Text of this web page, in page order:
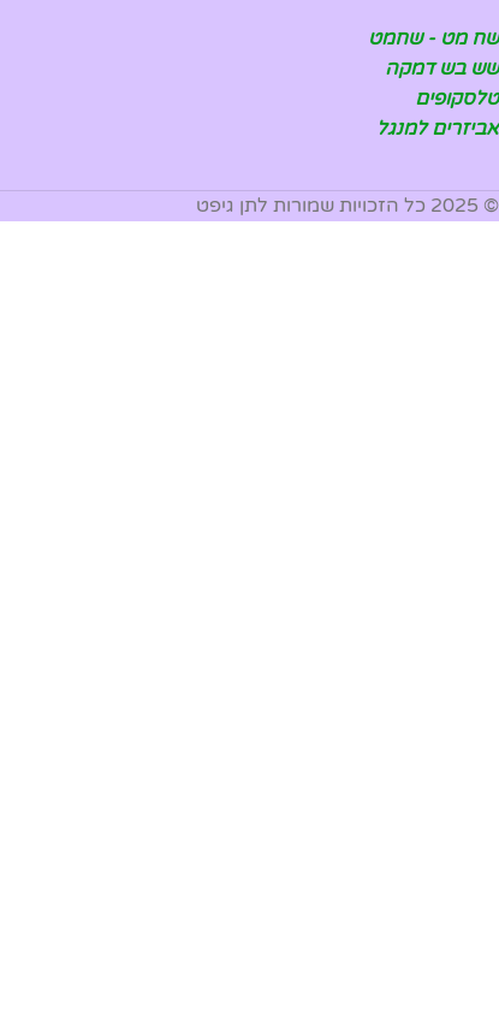
שח מט - שחמט
שש בש דמקה
טלסקופים
אביזרים למנגל
© 2025 כל הזכויות שמורות לתן גיפט